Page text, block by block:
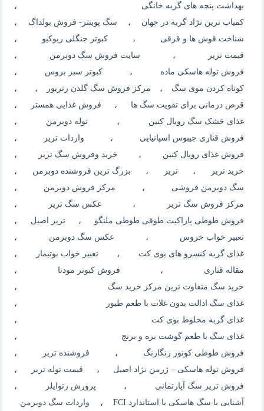
بهداشت پنجه های گربه خانگی ،
کمیاب ترین نژاد گربه در جهان ، سگ پوينتر- فروش بولداگ ،
شناخت قوش ها و قرقی ، کبوتر جنگلی ریوکیو ،
قیمت تریر ، سایت فروش سگ دوبرمن ،
فروش توله هاسکی ماده ، کبوتر سبز بروس ،
کوتاه کردن موی سگ ، مرکز فروش سگ گلدن رتریور ، ،
قرص درمانی برای تقویت سگ ها ، فروش غذایی همستر ،
غذای خشک سگ رویال کنین ، توله دوبرمن ،
فروش قناری جیبوس اسپانیایی ، واردات تریر ،
فروش غذای رویال کنین ، خرید وفروش سگ تریر ،
خرید تریر ، تریر ، بزرگ ترین فروشنده دوبرمن ،
سگ دوبرمن فروشی ، مرکز فروش دوبرمن ،
مرکز فروش سگ تریر ، عکس سگ تریر ،
فروش طوطی پاراکیت طوقی طوطی ملنگو ، تریر اصیل ،
تعبیر خواب خروس ، عکس سگ دوبرمن ،
غذای گربه کنسرو های بوی کت ، تعبیر خواب بوتیمار ،
مقاله قناری ، فروش کبوتر مودنا ،
خرید سگ متفاوت ترین مرکز خرید سگ ،
غذای سگ ادالت بدون غلات با طعم طیور ،
غذای گربه مخلوط بوی کت ،
غذای سگ با طعم گوشت بره و برنج ،
فروش طوطی کونور رنگارنگ ، فروشنده تریر ،
فروش توله هاسکی – ژرمن نژاد اصیل ، قیمت توله تریر ،
فروش تریر سگ آپارتمانی ، پرورش رتوایلر ،
آشنایی با سگ هاسکی با استاندارد FCI ، واردات سگ دوبرمن